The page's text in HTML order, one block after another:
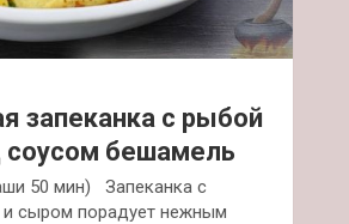
запеканка с рыбой
бешамель
50 мин) Запеканка с
сыром порадует нежным